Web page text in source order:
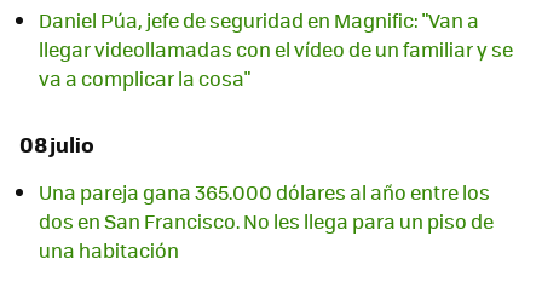
Daniel Púa, jefe de seguridad en Magnific: "Van a
llegar videollamadas con el vídeo de un familiar y se
va a complicar la cosa"
08 julio
Una pareja gana 365.000 dólares al año entre los
dos en San Francisco. No les llega para un piso de
una habitación